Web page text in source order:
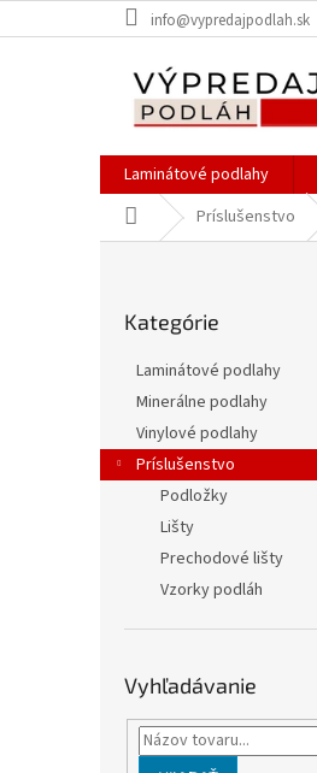
na
info@vypredajpodlah.sk
Laminátové podlahy
DomovPríslušenstvo
kategórie
Kategórie
Laminátové podlahy
Minerálne podlahy
Vinylové podlahy
Príslušenstvo
Podložky
Lišty
Prechodové lišty
Vzorky podláh
Vyhľadávanie